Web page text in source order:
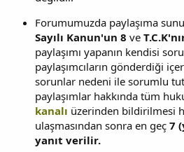
Forumumuzda paylaşıma
Sayılı Kanun'un 8 ve
paylaşımı yapanın kendisi
paylaşımcıların gönderdiği
sorunlar nedeni ile sorumlu
paylaşımlar hakkında tüm
kanalı üzerinden bildirilmesi
ulaşmasından sonra en geç 7
yanıt verilir.